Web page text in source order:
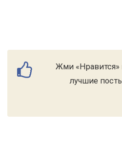
Жми «Нравится»
лучшие